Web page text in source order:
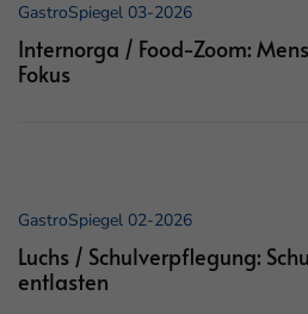
GastroSpiegel 03-2026
Internorga / Food-Zoom:
Fokus
GastroSpiegel 02-2026
Luchs / Schulverpflegung:
entlasten